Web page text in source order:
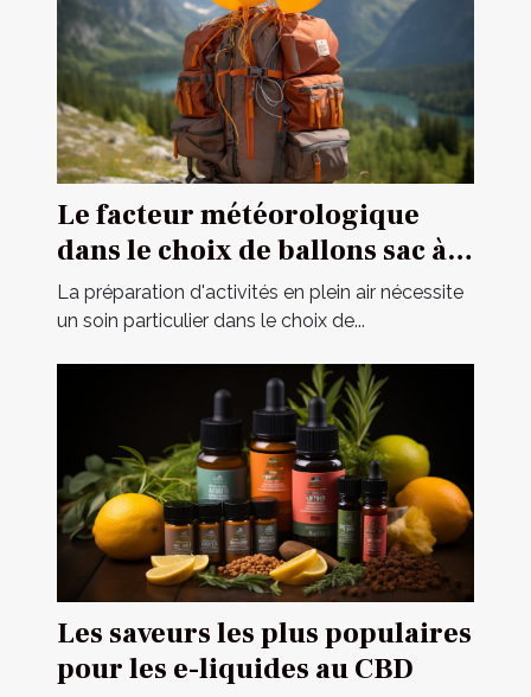
Le facteur météorologique
dans le choix de ballons sac à
dos pour des opérations
extérieures
La préparation d'activités en plein air nécessite
un soin particulier dans le choix de...
Les saveurs les plus populaires
pour les e-liquides au CBD